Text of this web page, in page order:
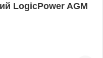
LogicPower AGM